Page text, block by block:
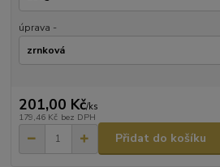
úprava -
201,00 Kč/ks
179,46 Kč bez DPH
Přidat do košíku